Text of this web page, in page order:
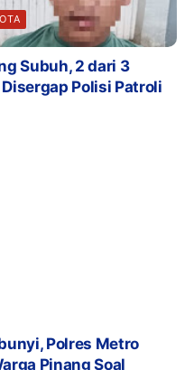
Subuh, 2 dari 3
Polisi Patroli
Polres Metro
Pinang Soal